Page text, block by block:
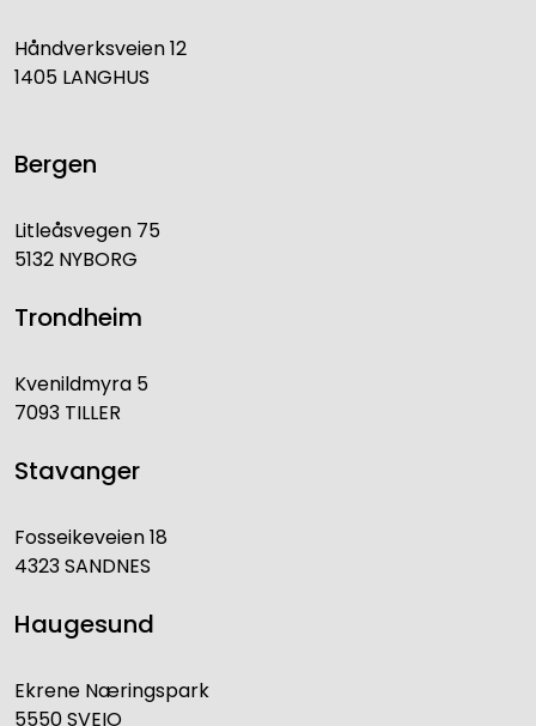
Håndverksveien 12
1405 LANGHUS
Bergen
Litleåsvegen 75
5132 NYBORG
Trondheim
Kvenildmyra 5
7093 TILLER
Stavanger
Fosseikeveien 18
4323 SANDNES
Haugesund
Ekrene Næringspark
5550 SVEIO